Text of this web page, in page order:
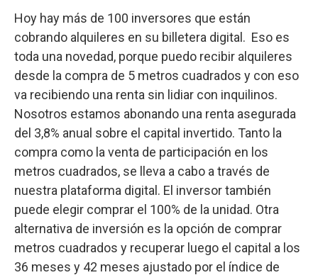
Hoy hay más de 100 inversores que están
cobrando alquileres en su billetera digital. Eso es
toda una novedad, porque puedo recibir alquileres
desde la compra de 5 metros cuadrados y con eso
va recibiendo una renta sin lidiar con inquilinos.
Nosotros estamos abonando una renta asegurada
del 3,8% anual sobre el capital invertido. Tanto la
compra como la venta de participación en los
metros cuadrados, se lleva a cabo a través de
nuestra plataforma digital. El inversor también
puede elegir comprar el 100% de la unidad. Otra
alternativa de inversión es la opción de comprar
metros cuadrados y recuperar luego el capital a los
36 meses y 42 meses ajustado por el índice de